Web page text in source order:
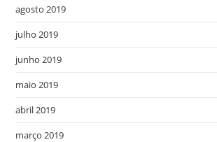
agosto 2019
julho 2019
junho 2019
maio 2019
abril 2019
março 2019